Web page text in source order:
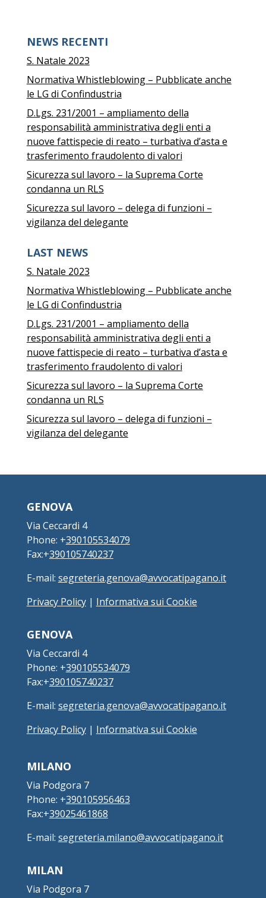
NEWS RECENTI
S. Natale 2023
Normativa Whistleblowing – Pubblicate anche
le LG di Confindustria
D.Lgs. 231/2001 – ampliamento della
responsabilità amministrativa degli enti a
nuove fattispecie di reato – turbativa d’asta e
trasferimento fraudolento di valori
Sicurezza sul lavoro – la Suprema Corte
condanna un RLS
Sicurezza sul lavoro – delega di funzioni –
vigilanza del delegante
LAST NEWS
S. Natale 2023
Normativa Whistleblowing – Pubblicate anche
le LG di Confindustria
D.Lgs. 231/2001 – ampliamento della
responsabilità amministrativa degli enti a
nuove fattispecie di reato – turbativa d’asta e
trasferimento fraudolento di valori
Sicurezza sul lavoro – la Suprema Corte
condanna un RLS
Sicurezza sul lavoro – delega di funzioni –
vigilanza del delegante
GENOVA
Via Ceccardi 4
Phone: +390105534079
Fax:+390105740237
E-mail: segreteria.genova@avvocatipagano.it
Privacy Policy| Informativa sui Cookie
GENOVA
Via Ceccardi 4
Phone: +390105534079
Fax:+390105740237
E-mail: segreteria.genova@avvocatipagano.it
Privacy Policy| Informativa sui Cookie
MILANO
Via Podgora 7
Phone: +390105956463
Fax:+39025461868
E-mail: segreteria.milano@avvocatipagano.it
MILAN
Via Podgora 7